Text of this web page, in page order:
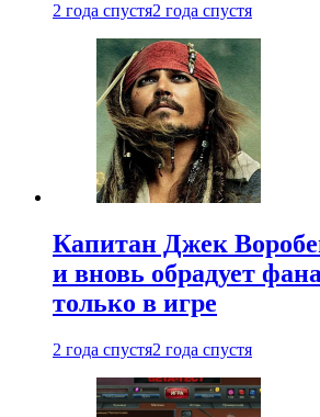
2 года спустя2 года спустя
Капитан Джек
и вновь обрадует
только в игре
2 года спустя2 года спустя